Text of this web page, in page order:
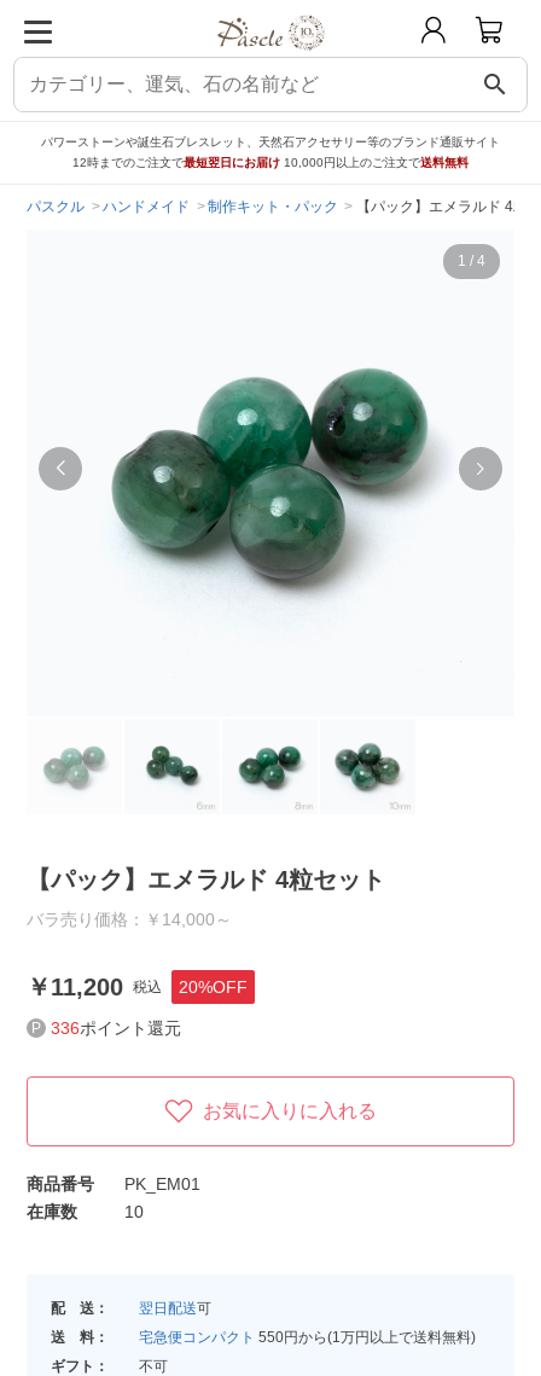
search
パワーストーンや誕生石ブレスレット、天然石アクセサリー等のブランド通販サイト
12時までのご注文で最短翌日にお届け 10,000円以上のご注文で送料無料
パスクル ハンドメイド 制作キット・パック 【パック】エメラルド 4粒
1 / 4
【パック】エメラルド 4粒セット
バラ売り価格：￥14,000～
11,200 税込 20%OFF
336ポイント還元
お気に入りに入れる
商品番号
PK_EM01
在庫数
10
配 送： 翌日配送可
送 料：
宅急便コンパクト 550円から(1万円以上で送料無料)
ギフト：
不可